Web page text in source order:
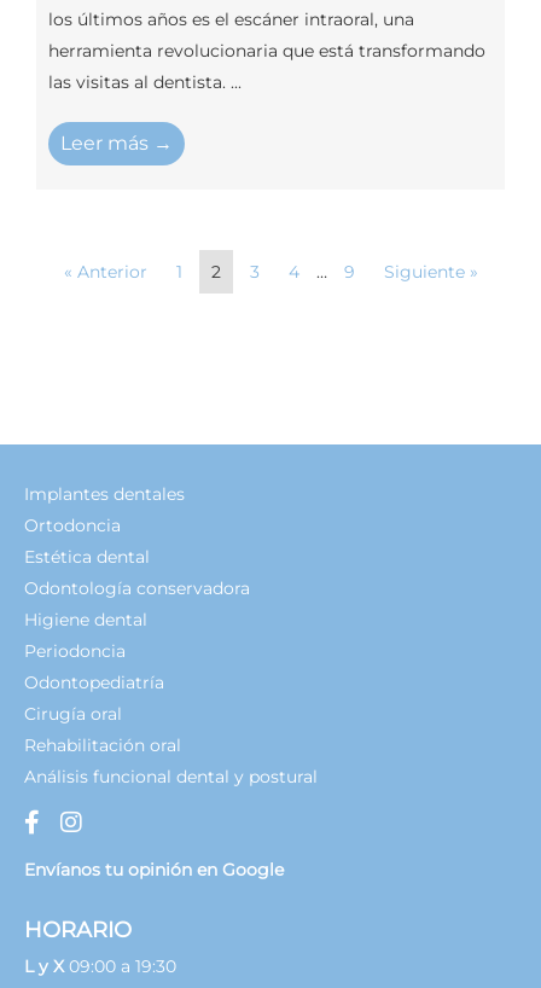
los últimos años es el escáner intraoral, una
herramienta revolucionaria que está transformando
las visitas al dentista. ...
Leer más →
« Anterior 1 2 3 4 … 9 Siguiente »
Implantes dentales
Ortodoncia
Estética dental
Odontología conservadora
Higiene dental
Periodoncia
Odontopediatría
Cirugía oral
Rehabilitación oral
Análisis funcional dental y postural
Envíanos tu opinión en Google
HORARIO
L y X09:00 a 19:30